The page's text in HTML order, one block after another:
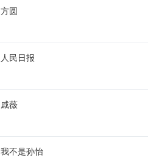
方圆
人民日报
戚薇
我不是孙怡